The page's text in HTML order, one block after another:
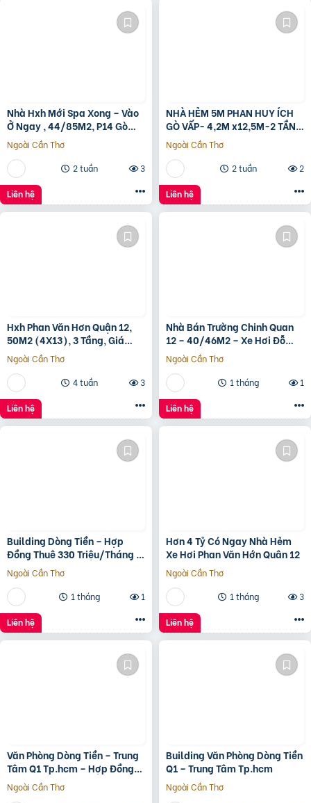
Nhà Hxh Mới Spa Xong – Vào
Ở Ngay , 44/85M2, P14 Gò
Vấp, Giá 4.X Tỷ
Ngoài Cần Thơ
2 tuần
3
Liên hệ
NHÀ HẺM 5M PHAN HUY ÍCH
GÒ VẤP- 4,2M x12,5M-2 TẦNG
– GIÁ 4,4 TỶ
Ngoài Cần Thơ
2 tuần
2
Liên hệ
Hxh Phan Văn Hơn Quận 12,
50M2 (4X13), 3 Tầng, Giá
4.96 Tỷ
Ngoài Cần Thơ
4 tuần
3
Liên hệ
Nhà Bán Trường Chinh Quan
12 – 40/46M2 – Xe Hơi Đỗ
Cửa – 3.1 Tỷ
Ngoài Cần Thơ
1 tháng
1
Liên hệ
Building Dòng Tiền – Hợp
Đồng Thuê 330 Triệu/Tháng –
Quận 5, Tp.hcm -139Ty
Ngoài Cần Thơ
1 tháng
1
Liên hệ
Hơn 4 Tỷ Có Ngay Nhà Hẻm
Xe Hơi Phan Văn Hớn Quân 12
Ngoài Cần Thơ
1 tháng
3
Liên hệ
Văn Phòng Dòng Tiền – Trung
Tâm Q1 Tp.hcm – Hợp Đồng
Thuê 250 Triệu/Tháng – 115
Tỷ
Ngoài Cần Thơ
Building Văn Phòng Dòng Tiền
Q1 – Trung Tâm Tp.hcm
Ngoài Cần Thơ